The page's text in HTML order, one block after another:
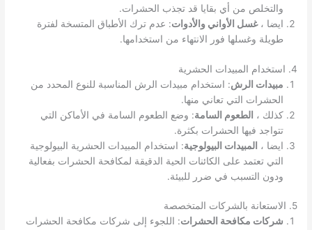
والتخلص من أي بقايا قد تجذب الحشرات.
ايضا ،غسل الأواني والأدوات: عدم ترك الأطباق المتسخة لفترة
طويلة وغسلها فور الانتهاء من استخدامها.
4. استخدام المبيدات الحشرية
مبيدات الرش: استخدام مبيدات الرش المناسبة للنوع المحدد من
الحشرات التي تعاني منها.
كذلك ، الطعوم السامة: وضع الطعوم السامة في الأماكن التي
تتواجد فيها الحشرات بكثرة.
ايضا ، المبيدات البيولوجية: استخدام المبيدات الحشرية البيولوجية
التي تعتمد على الكائنات الحية الدقيقة لمكافحة الحشرات بفعالية
ودون التسبب في ضرر للبيئة.
5. الاستعانة بالشركات المتخصصة
شركات مكافحة الحشرات: اللجوء إلى شركات مكافحة الحشرات